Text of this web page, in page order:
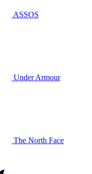
ASSOS
Under Armour
The North Face